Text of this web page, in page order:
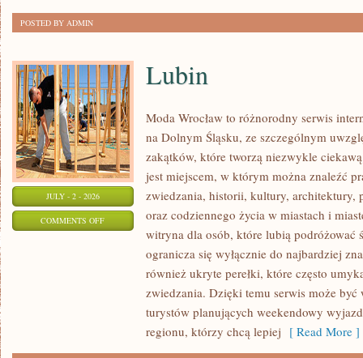
POSTED BY ADMIN
JULY - 2 - 2026
COMMENTS OFFON
Lubin
Moda Wrocław to różnorodny serwis
na Dolnym Śląsku, ze szczególnym
zakątków, które tworzą niezwykle
jest miejscem, w którym można znaleźć
zwiedzania, historii, kultury, architektury,
oraz codziennego życia w miastach i
witryna dla osób, które lubią podróżować
ogranicza się wyłącznie do najbardziej
również ukryte perełki, które często
zwiedzania. Dzięki temu serwis może
turystów planujących weekendowy
regionu, którzy chcą lepiej [ Read More ]